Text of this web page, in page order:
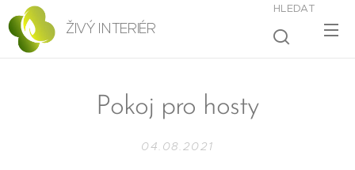
ŽIVÝ INTERIÉR
HLEDAT
Pokoj pro hosty
04.08.2021